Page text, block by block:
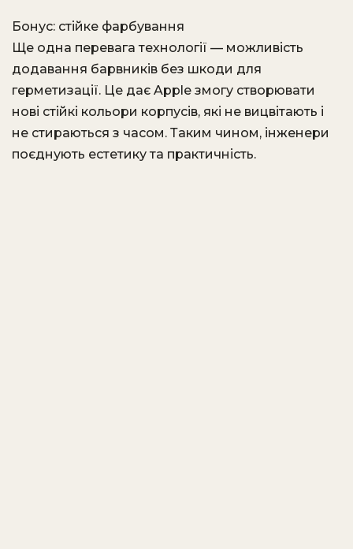
Бонус: стійке фарбування
Ще одна перевага технології — можливість
додавання барвників без шкоди для
герметизації. Це дає Apple змогу створювати
нові стійкі кольори корпусів, які не вицвітають і
не стираються з часом. Таким чином, інженери
поєднують естетику та практичність.